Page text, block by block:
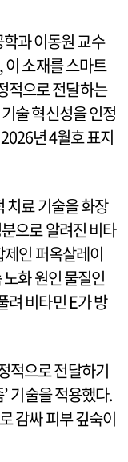
과 이동원 교수
이 소재를 스마트
적으로 전달하는
술 혁신성을 인정
년 4월호 표지
치료 기술을 화장
으로 알려진 비타
제인 퍼옥살레이
화 원인 물질인
려 비타민 E가 방
적으로 전달하기
기술을 적용했다.
감싸 피부 깊숙이